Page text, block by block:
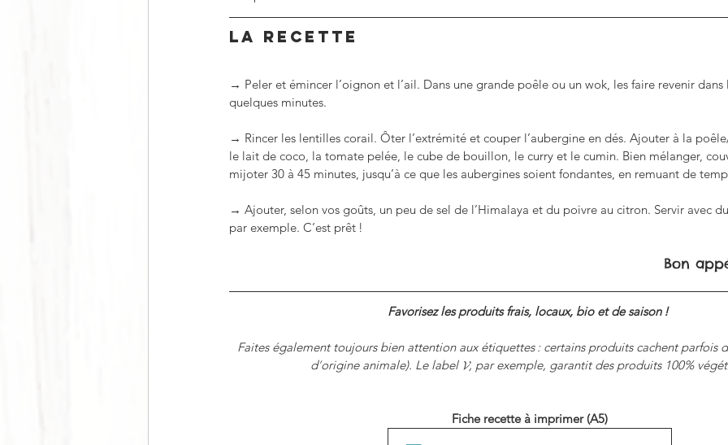
LA RECETTE
→ Peler et émincer l’oignon et l’ail. Dans une grande poêle ou un wok, les faire revenir
quelques minutes.
→ Rincer les lentilles corail. Ôter l’extrémité et couper l’aubergine en dés. Ajouter à la
le lait de coco, la tomate pelée, le cube de bouillon, le curry et le cumin. Bien mélanger,
mijoter 30 à 45 minutes, jusqu’à ce que les aubergines soient fondantes, en remuant de
→ Ajouter, selon vos goûts, un peu de sel de l’Himalaya et du poivre au citron. Servir avec
par exemple. C’est prêt !
Bon
Favorisez les produits frais, locaux, bio et de saison !
Faites également toujours bien attention aux étiquettes : certains produits cachent parfois
d’origine animale). Le label 𝓥, par exemple, garantit des produits 100%
Fiche recette à imprimer (A5)